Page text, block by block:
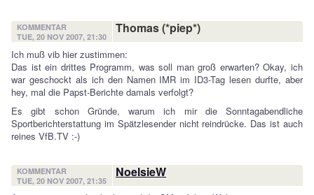
KOMMENTAR
TUE, 20 NOV 2007, 21:30
Thomas (*piep*)
Ich muß vib hier zustimmen:
Das ist ein drittes Programm, was soll man groß erwarten? Okay, ich
war geschockt als ich den Namen IMR im ID3-Tag lesen durfte, aber
hey, mal die Papst-Berichte damals verfolgt?
Es gibt schon Gründe, warum ich mir die Sonntagabendliche
Sportberichterstattung im Spätzlesender nicht reindrücke. Das ist auch
reines VfB.TV :-)
KOMMENTAR
TUE, 20 NOV 2007, 21:35
NoelsieW